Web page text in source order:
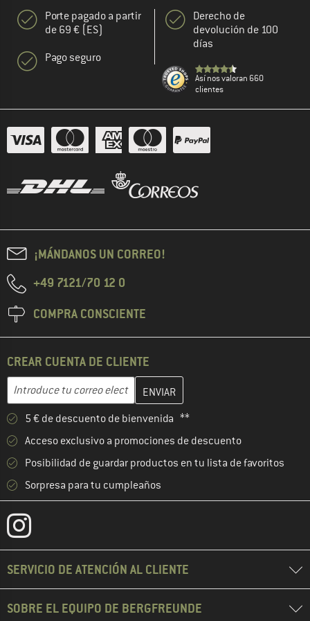
Porte pagado a partir
de 69 € (ES)
Pago seguro
Derecho de
devolución de 100
días
Así nos valoran 660
clientes
¡MÁNDANOS UN CORREO!
+49 7121/70 12 0
COMPRA CONSCIENTE
CREAR CUENTA DE CLIENTE
Dirección de correo electrónico
Introduce aquí tu dirección de correo electrónico y crea tu
5 € de descuento de bienvenida **
Acceso exclusivo a promociones de descuento
Posibilidad de guardar productos en tu lista de favoritos
Sorpresa para tu cumpleaños
SERVICIO DE ATENCIÓN AL CLIENTE
SOBRE EL EQUIPO DE BERGFREUNDE